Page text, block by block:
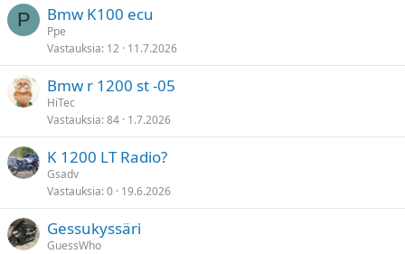
P Bmw K100 ecu
Ppe
Vastauksia 12 11.7.2026
Bmw r 1200 st -05
HiTec
Vastauksia 84 1.7.2026
K 1200 LT Radio?
Gsadv
Vastauksia 0 19.6.2026
Gessukyssäri
GuessWho